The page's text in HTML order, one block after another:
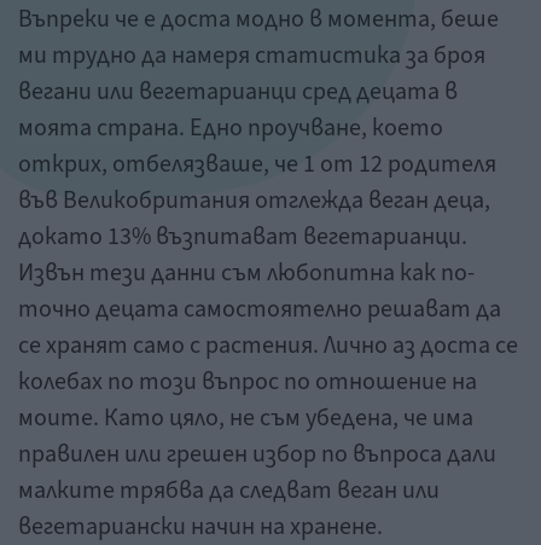
Въпреки че е доста модно в момента, беше
ми трудно да намеря статистика за броя
вегани или вегетарианци сред децата в
моята страна. Едно проучване, което
открих, отбелязваше, че 1 от 12 родителя
във Великобритания отглежда веган деца,
докато 13% възпитават вегетарианци.
Извън тези данни съм любопитна как по-
точно децата самостоятелно решават да
се хранят само с растения. Лично аз доста се
колебах по този въпрос по отношение на
моите. Като цяло, не съм убедена, че има
правилен или грешен избор по въпроса дали
малките трябва да следват веган или
вегетариански начин на хранене.